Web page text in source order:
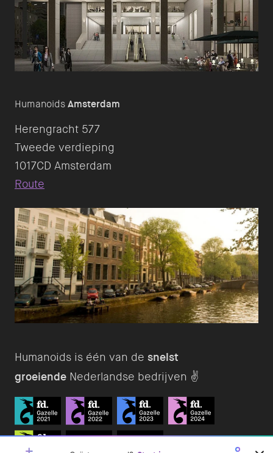
Humanoids is één van de snelst
groeiende Nederlandse bedrijven ✌️
HumanoidsAmsterdam
Herengracht 577
Tweede verdieping
Route